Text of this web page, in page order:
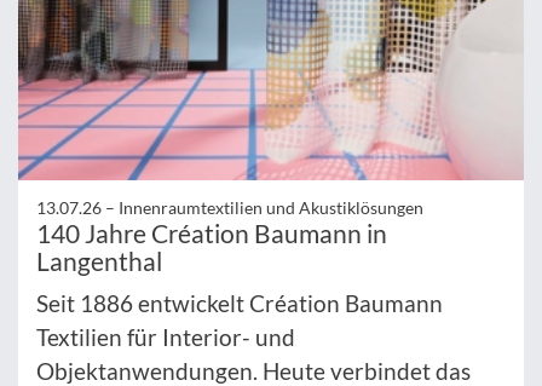
13.07.26 – Innenraumtextilien und Akustiklösungen
140 Jahre Création Baumann in
Langenthal
Seit 1886 entwickelt Création Baumann
Textilien für Interior- und
Objektanwendungen. Heute verbindet das